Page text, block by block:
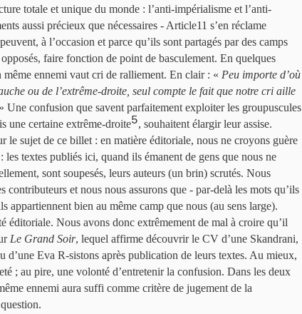
totale et unique du monde : l’anti-impérialisme et l’anti-
aussi précieux que nécessaires - Article11 s’en réclame
à l’occasion et parce qu’ils sont partagés par des camps
faire fonction de point de basculement. En quelques
même ennemi vaut cri de ralliement. En clair : « Peu importe d’où
ou de l’extrême-droite, seul compte le fait que notre cri aille
» Une confusion que savent parfaitement exploiter les groupuscules
une certaine extrême-droite5, souhaitent élargir leur assise.
le sujet de ce billet : en matière éditoriale, nous ne croyons guère
les textes publiés ici, quand ils émanent de gens que nous ne
sont soupesés, leurs auteurs (un brin) scrutés. Nous
contributeurs et nous nous assurons que - par-delà les mots qu’ils
appartiennent bien au même camp que nous (au sens large).
éditoriale. Nous avons donc extrêmement de mal à croire qu’il
Le Grand Soir, lequel affirme découvrir le CV d’une Skandrani,
d’une Eva R-sistons après publication de leurs textes. Au mieux,
; au pire, une volonté d’entretenir la confusion. Dans les deux
ennemi aura suffi comme critère de jugement de la